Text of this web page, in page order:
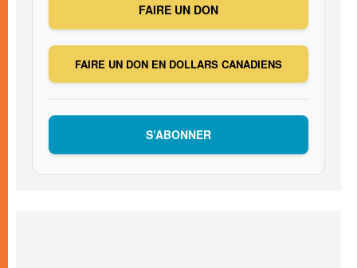
FAIRE UN DON
FAIRE UN DON EN DOLLARS CANADIENS
S’ABONNER